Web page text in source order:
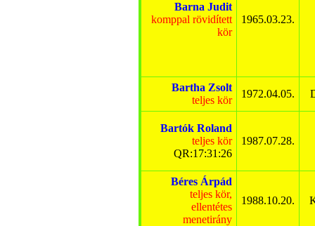
Barna Judit
komppal rövidített
kör
1965.03.23.
Bartha Zsolt
teljes kör
1972.04.05.
Bartók Roland
teljes kör
QR:17:31:26
1987.07.28.
Béres Árpád
teljes kör,
ellentétes
menetirány
1988.10.20.